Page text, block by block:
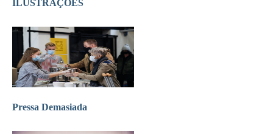
ILUSTRAÇÕES
Pressa Demasiada